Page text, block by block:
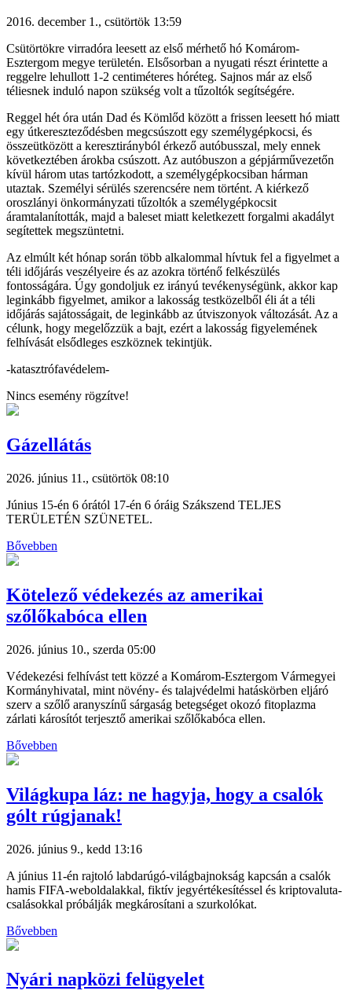
2016. december 1., csütörtök 13:59
Csütörtökre virradóra leesett az első mérhető hó Komárom-
Esztergom megye területén. Elsősorban a nyugati részt érintette a
reggelre lehullott 1-2 centiméteres hóréteg. Sajnos már az első
téliesnek induló napon szükség volt a tűzoltók segítségére.
Reggel hét óra után Dad és Kömlőd között a frissen leesett hó miatt
egy útkereszteződésben megcsúszott egy személygépkocsi, és
összeütközött a keresztirányból érkező autóbusszal, mely ennek
következtében árokba csúszott. Az autóbuszon a gépjárművezetőn
kívül három utas tartózkodott, a személygépkocsiban hárman
utaztak. Személyi sérülés szerencsére nem történt. A kiérkező
oroszlányi önkormányzati tűzoltók a személygépkocsit
áramtalanították, majd a baleset miatt keletkezett forgalmi akadályt
segítettek megszüntetni.
Az elmúlt két hónap során több alkalommal hívtuk fel a figyelmet a
téli időjárás veszélyeire és az azokra történő felkészülés
fontosságára. Úgy gondoljuk ez irányú tevékenységünk, akkor kap
leginkább figyelmet, amikor a lakosság testközelből éli át a téli
időjárás sajátosságait, de leginkább az útviszonyok változását. Az a
célunk, hogy megelőzzük a bajt, ezért a lakosság figyelemének
felhívását elsődleges eszköznek tekintjük.
-katasztrófavédelem-
Nincs esemény rögzítve!
Gázellátás
2026. június 11., csütörtök 08:10
Június 15-én 6 órától 17-én 6 óráig Szákszend TELJES
TERÜLETÉN SZÜNETEL.
Bővebben
Kötelező védekezés az amerikai
szőlőkabóca ellen
2026. június 10., szerda 05:00
Védekezési felhívást tett közzé a Komárom-Esztergom Vármegyei
Kormányhivatal, mint növény- és talajvédelmi hatáskörben eljáró
szerv a szőlő aranyszínű sárgaság betegséget okozó fitoplazma
zárlati károsítót terjesztő amerikai szőlőkabóca ellen.
Bővebben
Világkupa láz: ne hagyja, hogy a csalók
gólt rúgjanak!
2026. június 9., kedd 13:16
A június 11-én rajtoló labdarúgó-világbajnokság kapcsán a csalók
hamis FIFA-weboldalakkal, fiktív jegyértékesítéssel és kriptovaluta-
csalásokkal próbálják megkárosítani a szurkolókat.
Bővebben
Nyári napközi felügyelet